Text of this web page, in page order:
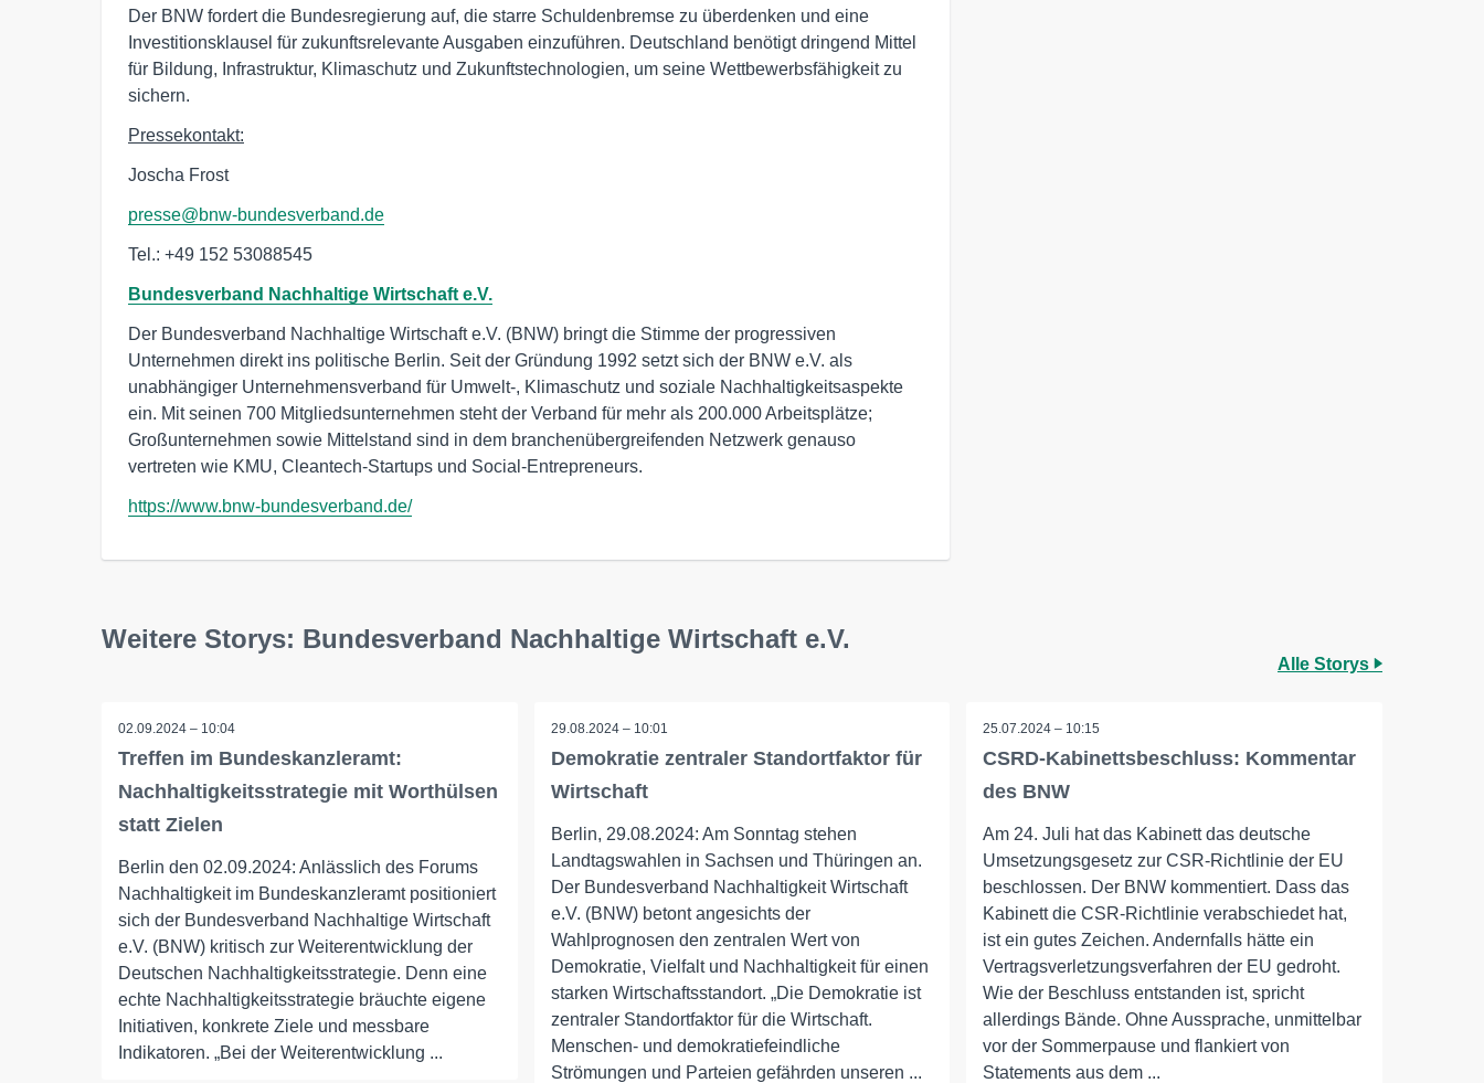
Der BNW fordert die Bundesregierung auf, die starre Schuldenbremse zu überdenken und eine
Investitionsklausel für zukunftsrelevante Ausgaben einzuführen. Deutschland benötigt dringend Mittel
für Bildung, Infrastruktur, Klimaschutz und Zukunftstechnologien, um seine Wettbewerbsfähigkeit zu
sichern.
Pressekontakt:
Joscha Frost
presse@bnw-bundesverband.de
Tel.: +49 152 53088545
Bundesverband Nachhaltige Wirtschaft e.V.
Der Bundesverband Nachhaltige Wirtschaft e.V. (BNW) bringt die Stimme der progressiven
Unternehmen direkt ins politische Berlin. Seit der Gründung 1992 setzt sich der BNW e.V. als
unabhängiger Unternehmensverband für Umwelt-, Klimaschutz und soziale Nachhaltigkeitsaspekte
ein. Mit seinen 700 Mitgliedsunternehmen steht der Verband für mehr als 200.000 Arbeitsplätze;
Großunternehmen sowie Mittelstand sind in dem branchenübergreifenden Netzwerk genauso
vertreten wie KMU, Cleantech-Startups und Social-Entrepreneurs.
https://www.bnw-bundesverband.de/
Weitere Storys: Bundesverband Nachhaltige Wirtschaft e.V.
Alle Storys
02.09.2024 – 10:04
Treffen im Bundeskanzleramt:
Nachhaltigkeitsstrategie mit Worthülsen
statt Zielen
Berlin den 02.09.2024: Anlässlich des Forums
Nachhaltigkeit im Bundeskanzleramt positioniert
sich der Bundesverband Nachhaltige Wirtschaft
e.V. (BNW) kritisch zur Weiterentwicklung der
Deutschen Nachhaltigkeitsstrategie. Denn eine
echte Nachhaltigkeitsstrategie bräuchte eigene
Initiativen, konkrete Ziele und messbare
Indikatoren. „Bei der Weiterentwicklung ...
29.08.2024 – 10:01
Demokratie zentraler Standortfaktor für
Wirtschaft
Berlin, 29.08.2024: Am Sonntag stehen
Landtagswahlen in Sachsen und Thüringen an.
Der Bundesverband Nachhaltigkeit Wirtschaft
e.V. (BNW) betont angesichts der
Wahlprognosen den zentralen Wert von
Demokratie, Vielfalt und Nachhaltigkeit für einen
starken Wirtschaftsstandort. „Die Demokratie ist
zentraler Standortfaktor für die Wirtschaft.
Menschen- und demokratiefeindliche
Strömungen und Parteien gefährden unseren ...
25.07.2024 – 10:15
CSRD-Kabinettsbeschluss: Kommentar
des BNW
Am 24. Juli hat das Kabinett das deutsche
Umsetzungsgesetz zur CSR-Richtlinie der EU
beschlossen. Der BNW kommentiert. Dass das
Kabinett die CSR-Richtlinie verabschiedet hat,
ist ein gutes Zeichen. Andernfalls hätte ein
Vertragsverletzungsverfahren der EU gedroht.
Wie der Beschluss entstanden ist, spricht
allerdings Bände. Ohne Aussprache, unmittelbar
vor der Sommerpause und flankiert von
Statements aus dem ...